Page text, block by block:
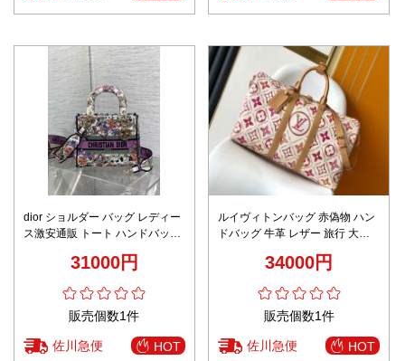
dior ショルダー バッグ レディー
ス激安通販 トート ハンドバッグ
容量 パープル31000円
販売個数1件
佐川急便 HOT
ルイヴィトンバッグ 赤偽物 ハン
ドバッグ 牛革 レザー 旅行 大容
34000円
販売個数1件
佐川急便 HOT